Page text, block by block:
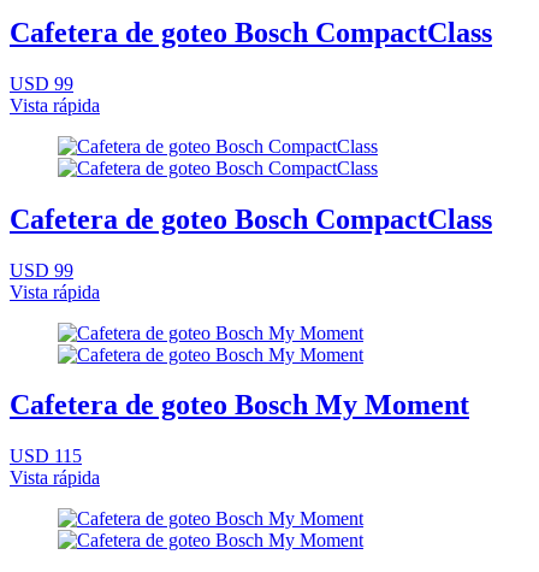
Cafetera de goteo Bosch CompactClass
USD 99
Vista rápida
Cafetera de goteo Bosch CompactClass
USD 99
Vista rápida
Cafetera de goteo Bosch My Moment
USD 115
Vista rápida